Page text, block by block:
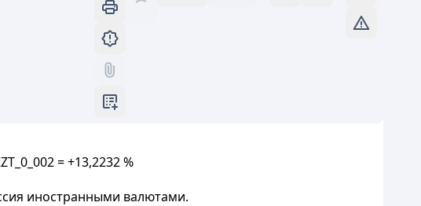
= +13,2232 %
иностранными валютами.